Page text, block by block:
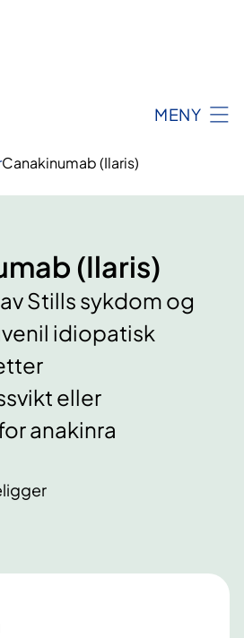
MENY
Canakinumab (Ilaris)
(Ilaris)
Stills sykdom og
idiopatisk
eller
anakinra